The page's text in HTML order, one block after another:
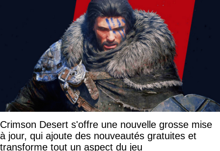
Crimson Desert s'offre une nouvelle grosse mise
à jour, qui ajoute des nouveautés gratuites et
transforme tout un aspect du jeu